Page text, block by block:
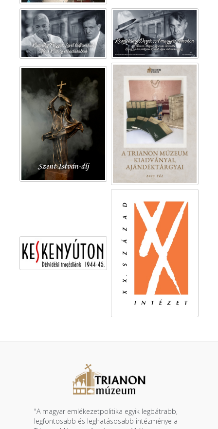
"A magyar emlékezetpolitika egyik legbátrabb,
legfontosabb és leghatásosabb intézménye a